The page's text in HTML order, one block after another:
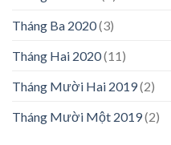
Tháng Ba 2020(3)
Tháng Hai 2020(11)
Tháng Mười Hai 2019(2)
Tháng Mười Một 2019(2)